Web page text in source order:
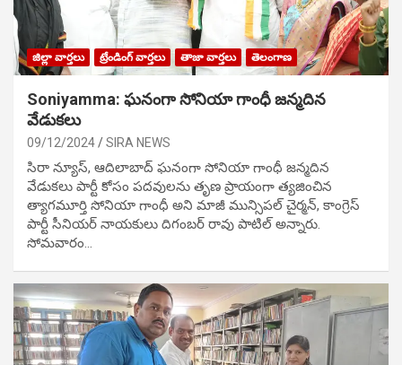
జిల్లా వార్తలు ట్రేండింగ్ వార్తలు తాజా వార్తలు తెలంగాణ
Soniyamma: ఘ‌నంగా సోనియా గాంధీ జ‌న్మ‌దిన
వేడుక‌లు
09/12/2024 SIRA NEWS
సిరా న్యూస్, ఆదిలాబాద్ ఘ‌నంగా సోనియా గాంధీ జ‌న్మ‌దిన
వేడుక‌లు పార్టీ కోసం ప‌ద‌వుల‌ను తృణ ప్రాయంగా త్య‌జించిన
త్యాగమూర్తి సోనియా గాంధీ అని మాజీ మున్సిప‌ల్ చైర్మ‌న్, కాంగ్రెస్
పార్టీ సీనియ‌ర్ నాయ‌కులు దిగంబ‌ర్ రావు పాటిల్ అన్నారు.
సోమవారం…